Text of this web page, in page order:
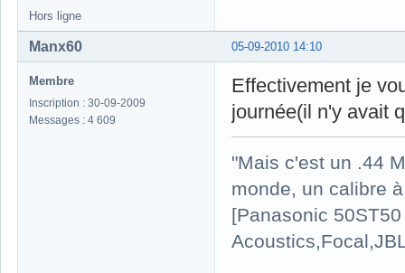
Hors ligne
05-09-2010 14:10
Manx60
Membre
Inscription : 30-09-2009
Messages : 4 609
Effectivement je
journée(il n'y avait
"Mais c'est un .44
monde, un calibre
[Panasonic